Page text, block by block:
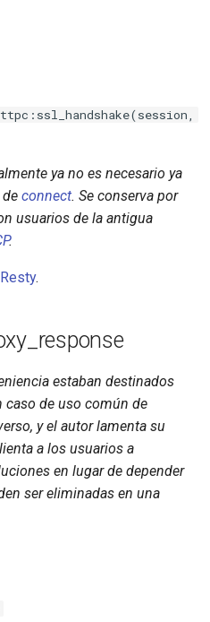
ya no es necesario ya
connect. Se conserva por
usuarios de la antigua
.
.
estaban destinados
de uso común de
y el autor lamenta su
a los usuarios a
en lugar de depender
ser eliminadas en una